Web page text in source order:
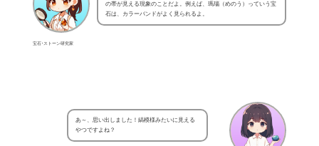
宝石･ストーン研究家
の帯が見える現象のことだよ。例えば、瑪瑙（めのう）っていう宝
石は、カラーバンドがよく見られるよ。
あ～、思い出しました！縞模様みたいに見える
やつですよね？